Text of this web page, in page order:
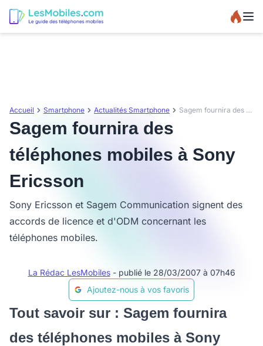
Accueil Smartphone Actualités Smartphone Sagem fournira des téléphones mobiles à Sony Ericsson
Sagem fournira des
téléphones mobiles à Sony
Ericsson
Sony Ericsson et Sagem Communication signent des
accords de licence et d'ODM concernant les
téléphones mobiles.
La Rédac LesMobiles - publié le 28/03/2007 à 07h46
Ajoutez-nous à vos favoris
Tout savoir sur : Sagem fournira
des téléphones mobiles à Sony